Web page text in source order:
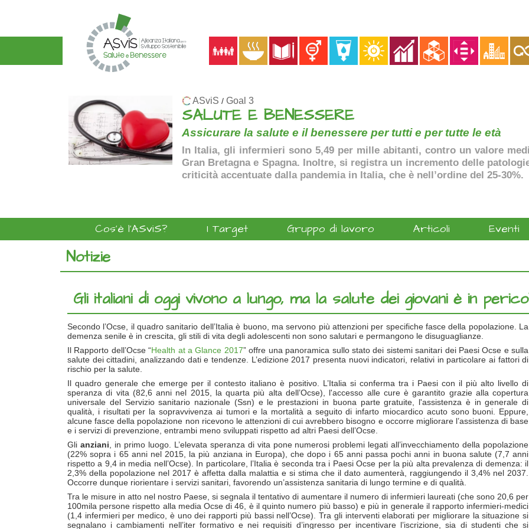
ASviS / Goal 3
SALUTE E BENESSERE
Assicurare la salute e il benessere per tutti e per tutte le età
In Italia, gli infermieri sono 5,49 per mille abitanti, contro un valore
Gran Bretagna e Spagna. Inoltre, si registra un incremento delle
criticità accentuate dalla pandemia in Italia, che è nell’ordine del 25-30%.
Cos'è l'ASviS? I Target Gruppo di lavoro Articoli Eventi
Notizie
Gli italiani di oggi vivono a lungo, ma la salute dei giovani è in
Secondo l’Ocse, il quadro sanitario dell’Italia è buono, ma servono più attenzioni per specifiche fasce della popolazione. La
demenza senile è in crescita, gli stili di vita degli adolescenti non sono salutari e permangono le disuguaglianze.
Il Rapporto dell’Ocse “Health at a Glance 2017” offre una panoramica sullo stato dei sistemi sanitari dei Paesi Ocse e sulla
salute dei cittadini, analizzando dati e tendenze. L’edizione 2017 presenta nuovi indicatori, relativi in particolare ai fattori di
rischio per la salute.
Il quadro generale che emerge per il contesto italiano è positivo. L’Italia si conferma tra i Paesi con il più alto livello di
speranza di vita (82,6 anni nel 2015, la quarta più alta dell’Ocse), l'accesso alle cure è garantito grazie alla copertura
universale del Servizio sanitario nazionale (Ssn) e le prestazioni in buona parte gratuite, l'assistenza è in generale di
qualità, i risultati per la sopravvivenza ai tumori e la mortalità a seguito di infarto miocardico acuto sono buoni. Eppure,
alcune fasce della popolazione non ricevono le attenzioni di cui avrebbero bisogno e occorre migliorare l’assistenza di base
e i servizi di prevenzione, entrambi meno sviluppati rispetto ad altri Paesi dell’Ocse.
Gli anziani , in primo luogo. L’elevata speranza di vita pone numerosi problemi legati all’invecchiamento della popolazione
(22% sopra i 65 anni nel 2015, la più anziana in Europa), che dopo i 65 anni passa pochi anni in buona salute (7,7 anni
rispetto a 9,4 in media nell’Ocse). In particolare, l’Italia è seconda tra i Paesi Ocse per la più alta prevalenza di demenza: il
2,3% della popolazione nel 2017 è affetta dalla malattia e si stima che il dato aumenterà, raggiungendo il 3,4% nel 2037.
Occorre dunque riorientare i servizi sanitari, favorendo un’assistenza sanitaria di lungo termine e di qualità.
Tra le misure in atto nel nostro Paese, si segnala il tentativo di aumentare il numero di infermieri laureati (che sono 20,6 per
100mila persone rispetto alla media Ocse di 46, è il quinto numero più basso) e più in generale il rapporto infermieri-medici
(1,4 infermieri per medico, è uno dei rapporti più bassi nell’Ocse). Tra gli interventi elaborati per migliorare la situazione si
segnalano i cambiamenti nell’iter formativo e nei requisiti d’ingresso per incentivare l’iscrizione, sia di studenti che si